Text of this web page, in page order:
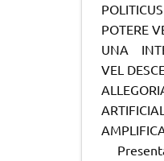
POTERE
UNA
VEL